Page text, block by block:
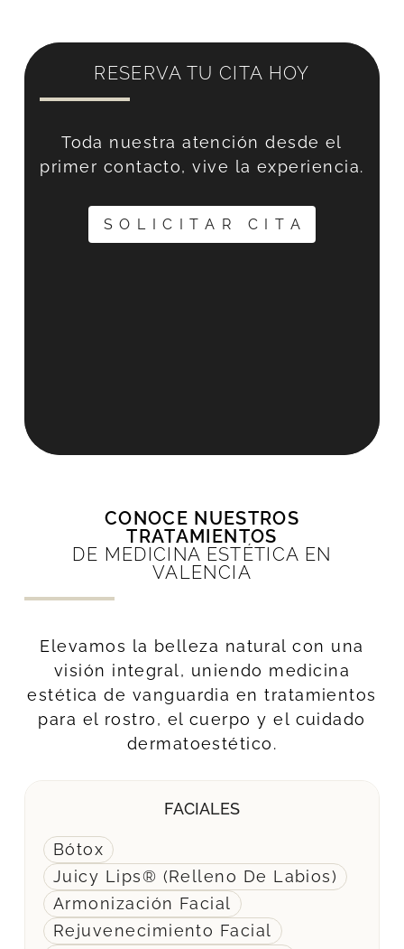
RESERVA TU CITA HOY
Toda nuestra atención desde el
primer contacto, vive la experiencia.
SOLICITAR CITA
CONOCE NUESTROS
TRATAMIENTOS
DE MEDICINA ESTÉTICA EN
VALENCIA
Elevamos la belleza natural con una
visión integral, uniendo medicina
estética de vanguardia en tratamientos
para el rostro, el cuerpo y el cuidado
dermatoestético.
FACIALES
Bótox
Juicy Lips® (Relleno De Labios)
Armonización Facial
Rejuvenecimiento Facial